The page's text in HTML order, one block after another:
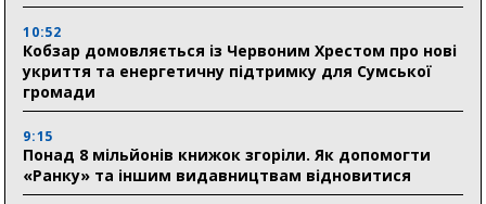
10:52
Кобзар домовляється із Червоним Хрестом про нові
укриття та енергетичну підтримку для Сумської
громади
9:15
Понад 8 мільйонів книжок згоріли. Як допомогти
«Ранку» та іншим видавництвам відновитися